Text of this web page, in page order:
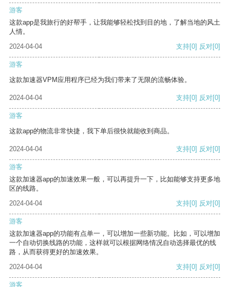
游客
这款app是我旅行的好帮手，让我能够轻松找到目的地，了解当地的风土
人情。
2024-04-04
支持[0] 反对[0]
游客
这款加速器VPM应用程序已经为我们带来了无限的流畅体验。
2024-04-04 支持[0] 反对[0]
游客
这款app的物流非常快捷，我下单后很快就能收到商品。
2024-04-04 支持[0] 反对[0]
游客
这款加速器app的加速效果一般，可以再提升一下，比如能够支持更多地
区的线路。
2024-04-04
支持[0] 反对[0]
游客
这款加速器app的功能有点单一，可以增加一些新功能。比如，可以增加
一个自动切换线路的功能，这样就可以根据网络情况自动选择最优的线
路，从而获得更好的加速效果。
2024-04-04
支持[0] 反对[0]
游客